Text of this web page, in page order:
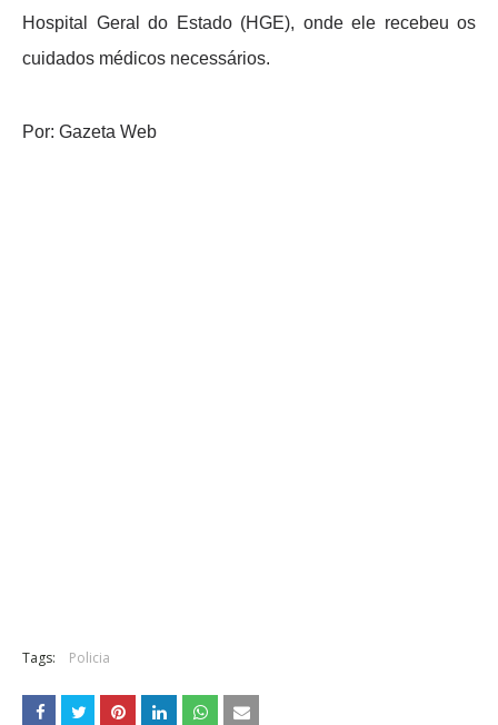
Hospital Geral do Estado (HGE), onde ele recebeu os
cuidados médicos necessários.
Por: Gazeta Web
Tags: Policia